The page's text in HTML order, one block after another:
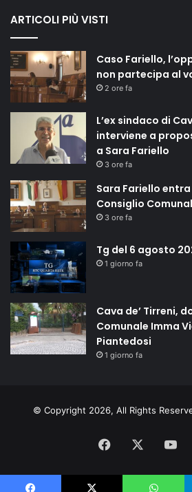
ARTICOLI PIÙ VISTI
Caso Fariello,
non partecipa al
2 ore fa
L’ex sindaco di
interviene a
a Sara Fariello
3 ore fa
Sara Fariello
Consiglio
3 ore fa
Tg del 6 agosto
1 giorno fa
Cava de’ Tirreni,
Comunale Imma
Piantedosi
1 giorno fa
© Copyright 2026, All Rights
Facebook You